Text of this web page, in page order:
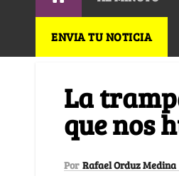
ENVIA TU NOTICIA
La
que nos
Por Rafael Orduz Medina